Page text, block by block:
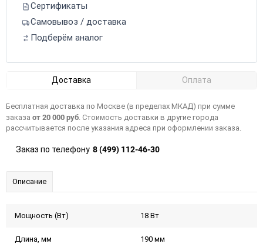
Сертификаты
Самовывоз / доставка
Подберём аналог
Доставка Оплата
Бесплатная доставка по Москве (в пределах МКАД) при сумме
заказа от 20 000 руб. Стоимость доставки в другие города
рассчитывается после указания адреса при оформлении заказа.
Заказ по телефону 8 (499) 112-46-30
Описание
Мощность (Вт) 18 Вт
Длина, мм 190 мм